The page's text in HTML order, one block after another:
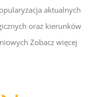
aktualnych
oraz kierunków
Zobacz więcej